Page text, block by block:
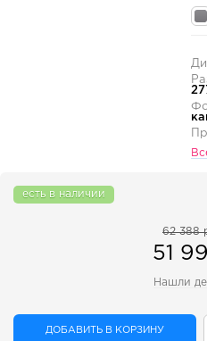
есть в наличии
62 388
51
Нашли
ДОБАВИТЬ В КОРЗИНУ